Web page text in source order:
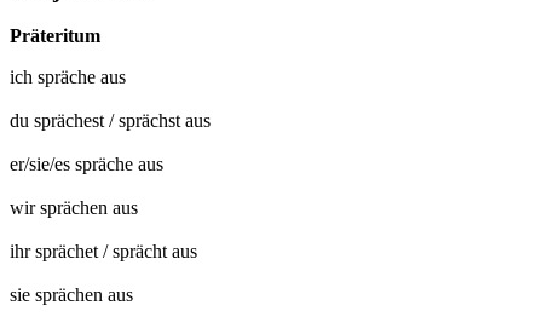
Präteritum
ich spräche aus
du sprächest/sprächst aus
er/sie/es spräche aus
wirsprächen aus
ihrsprächet/sprächt aus
sie sprächen aus